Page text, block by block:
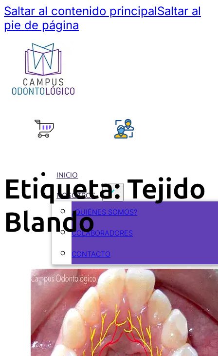
Saltar al contenido principalSaltar al
pie de página
INICIO
NOSOTROS
¿QUIÉNES SOMOS?
COLABORADORES
CONTACTO
ARTÍCULOS
CURSOS
CURSOS ACTUALES
CURSOS REALIZADOS
Etiqueta:Tejido
Blando